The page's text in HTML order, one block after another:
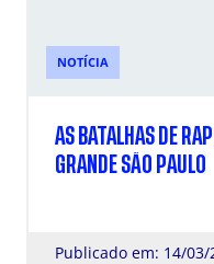
NOTÍCIA
AS BATALHAS DE
GRANDE SÃO PAULO
Publicado em: 14/03/